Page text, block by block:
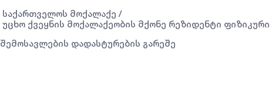
საქართველოს მოქალაქე /
უცხო ქვეყნის მოქალაქეობის მქონე რეზიდენტი
შემოსავლების დადასტურების გარეშე